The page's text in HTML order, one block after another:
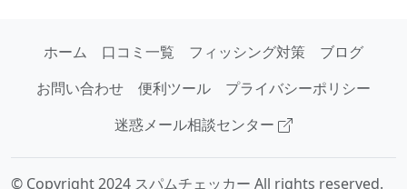
ホーム 口コミ一覧 フィッシング対策
ブログ
お問い合わせ
便利ツール
プライバシーポリシー
迷惑メール相談センター
© Copyright 2024 スパムチェッカー All rights reserved.